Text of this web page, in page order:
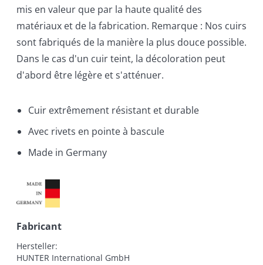
mis en valeur que par la haute qualité des
matériaux et de la fabrication. Remarque : Nos cuirs
sont fabriqués de la manière la plus douce possible.
Dans le cas d'un cuir teint, la décoloration peut
d'abord être légère et s'atténuer.
Cuir extrêmement résistant et durable
Avec rivets en pointe à bascule
Made in Germany
Fabricant
Hersteller:
HUNTER International GmbH